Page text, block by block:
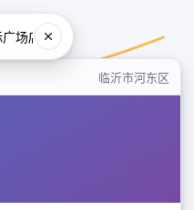
临沂市河东区